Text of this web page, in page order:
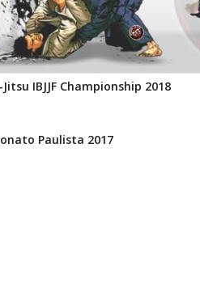
Jitsu IBJJF Championship 2018
Paulista 2017